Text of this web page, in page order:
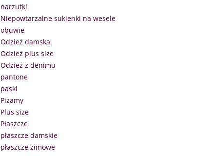
narzutki
Niepowtarzalne sukienki na wesele
obuwie
Odzież damska
Odzież plus size
Odzież z denimu
pantone
paski
Piżamy
Plus size
Płaszcze
płaszcze damskie
płaszcze zimowe